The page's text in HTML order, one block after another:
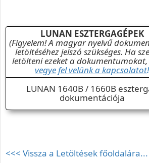
LUNAN ESZTERGAGÉPEK
(Figyelem! A magyar nyelvű
letöltéséhez jelszó szükséges. Ha
letölteni ezeket a
vegye fel velünk a kapcsolatot!
LUNAN 1640B / 1660B
dokumentációja
<<< Vissza a Letöltések főoldalára...